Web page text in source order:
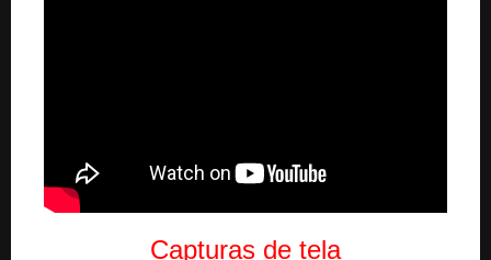
Capturas de tela